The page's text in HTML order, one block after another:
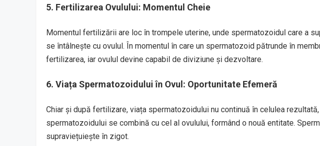
5. Fertilizarea Ovulului: Momentul Cheie
Momentul fertilizării are loc în trompele uterine, unde spermatozoidul care a
se întâlnește cu ovulul. În momentul în care un spermatozoid pătrunde în
fertilizarea, iar ovulul devine capabil de diviziune și dezvoltare.
6. Viața Spermatozoidului în Ovul: Oportunitate Efemeră
Chiar și după fertilizare, viața spermatozoidului nu continuă în celulea
spermatozoidului se combină cu cel al ovulului, formând o nouă entitate.
supraviețuiește în zigot.